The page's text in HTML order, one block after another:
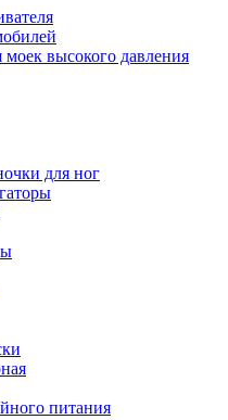
высокого давления
для ног
питания